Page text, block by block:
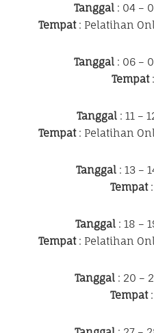
Tanggal: 04 –
Tempat: Pelatihan
Tanggal : 06 –
Tempat
Tanggal: 11 –
Tempat: Pelatihan
Tanggal: 13 –
Tempat:
Tanggal : 18 –
Tempat: Pelatihan
Tanggal : 20 –
Tempat: